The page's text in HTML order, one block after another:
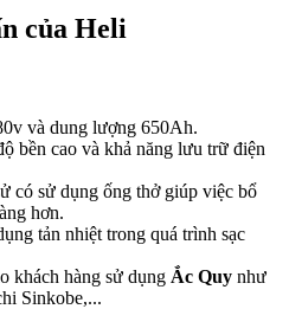
của Heli
và dung lượng 650Ah.
bền cao và khả năng lưu trữ điện
có sử dụng ống thở giúp việc bổ
hơn.
tản nhiệt trong quá trình sạc
khách hàng sử dụng Ắc Quy như
Sinkobe,...